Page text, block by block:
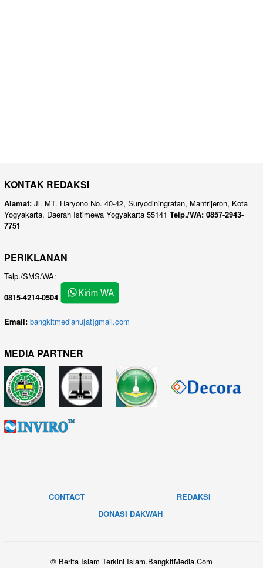
KONTAK REDAKSI
Alamat: Jl. MT. Haryono No. 40-42, Suryodiningratan, Mantrijeron, Kota
Yogyakarta, Daerah Istimewa Yogyakarta 55141 Telp./WA: 0857-2943-
7751
PERIKLANAN
Telp./SMS/WA:
0815-4214-0504
Email: bangkitmedianu[at]gmail.com
MEDIA PARTNER
CONTACT
REDAKSI
DONASI DAKWAH
© Berita Islam Terkini Islam.BangkitMedia.Com